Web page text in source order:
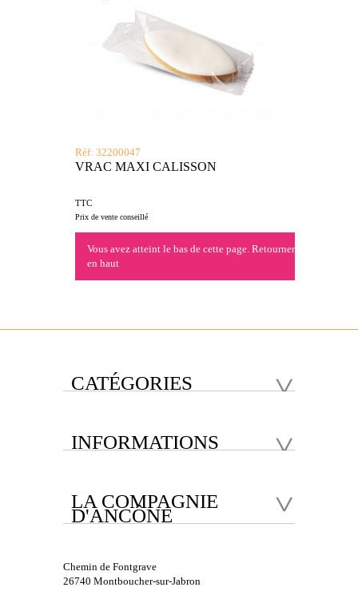
Réf: 32200047
VRAC MAXI CALISSON
TTC
Prix de vente conseillé
Vous avez atteint le bas de cette page. Retourner
en haut
CATÉGORIES
INFORMATIONS
LA COMPAGNIE
D'ANCÔNE
Chemin de Fontgrave
26740 Montboucher-sur-Jabron